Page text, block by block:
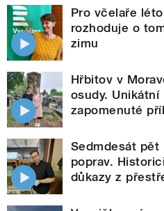
Pro včelaře
rozhoduje o
zimu
Hřbitov v
osudy. Unikátní
zapomenuté
Sedmdesát
poprav.
důkazy z